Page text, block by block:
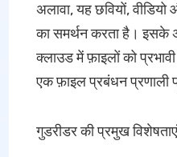
अलावा, यह छवियों,
का समर्थन करता है। इसके
क्लाउड में फ़ाइलों को
एक फ़ाइल प्रबंधन प्रणाली
गुडरीडर की प्रमुख